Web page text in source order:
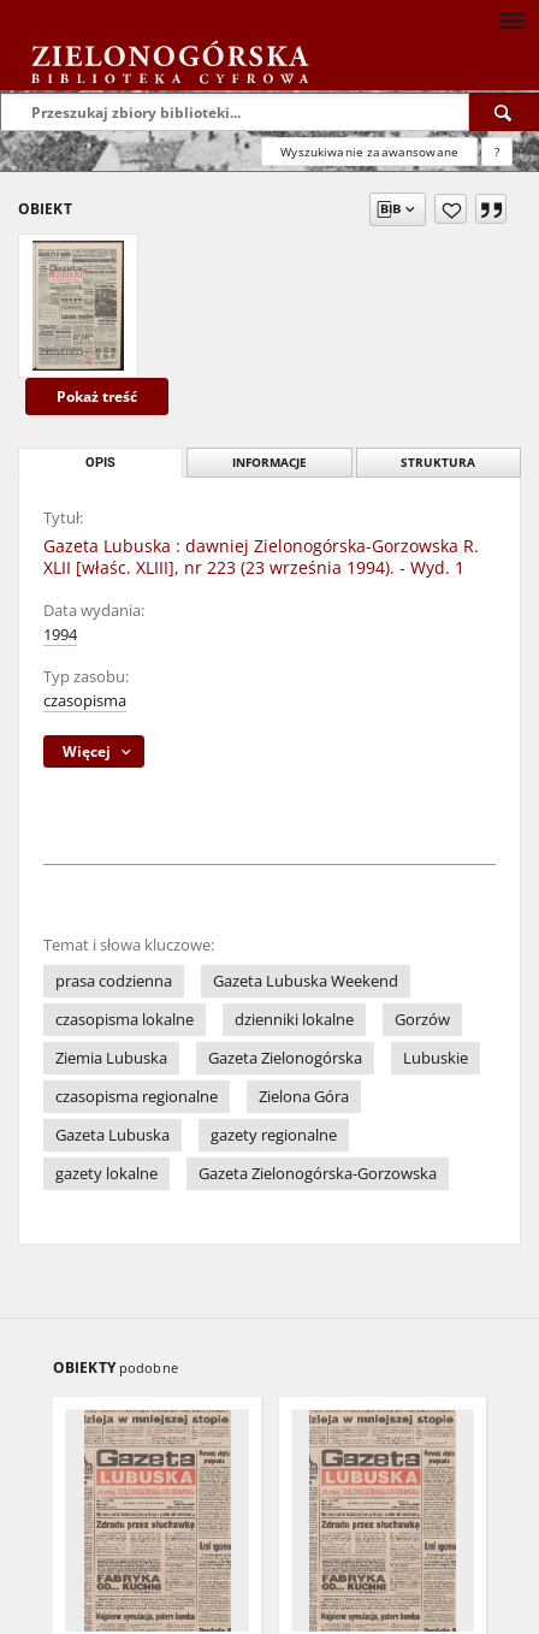
Wyszukiwanie zaawansowane ?
OBIEKT
Pokaż treść
OPIS INFORMACJE STRUKTURA
Tytuł:
Gazeta Lubuska : dawniej Zielonogórska-Gorzowska R.
XLII [właśc. XLIII], nr 223 (23 września 1994). - Wyd. 1
Data wydania:
1994
Typ zasobu:
czasopisma
Więcej
Temat i słowa kluczowe:
prasa codzienna
Gazeta Lubuska Weekend
czasopisma lokalne
dzienniki lokalne
Gorzów
Ziemia Lubuska
Gazeta Zielonogórska
Lubuskie
czasopisma regionalne
Zielona Góra
Gazeta Lubuska
gazety regionalne
gazety lokalne
Gazeta Zielonogórska-Gorzowska
OBIEKTY podobne